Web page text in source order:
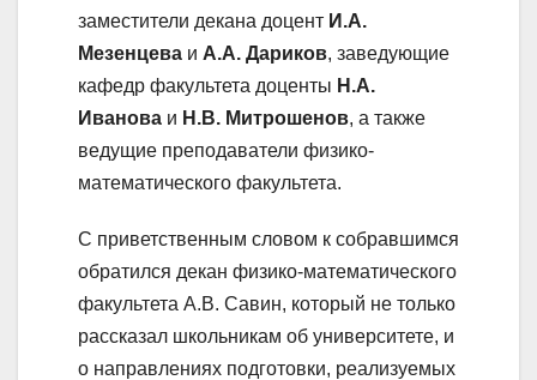
заместители декана доцент И.А.
Мезенцева и А.А. Дариков, заведующие
кафедр факультета доценты Н.А.
Иванова и Н.В. Митрошенов, а также
ведущие преподаватели физико-
математического факультета.
С приветственным словом к собравшимся
обратился декан физико-математического
факультета А.В. Савин, который не только
рассказал школьникам об университете, и
о направлениях подготовки, реализуемых